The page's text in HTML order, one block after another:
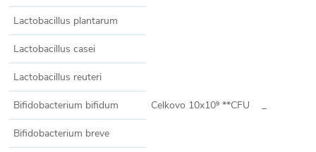
Celkovo 10x10⁹ **CFU
Lactobacillus plantarum
Lactobacillus casei
Lactobacillus reuteri
Bifidobacterium bifidum
Bifidobacterium breve